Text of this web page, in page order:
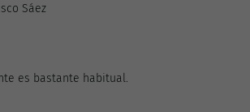
Sáez
es bastante habitual.